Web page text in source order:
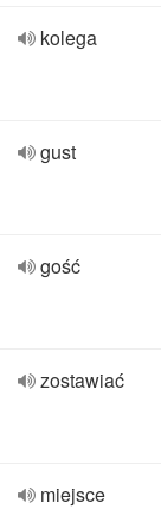
kolega
gust
gość
zostawiać
miejsce